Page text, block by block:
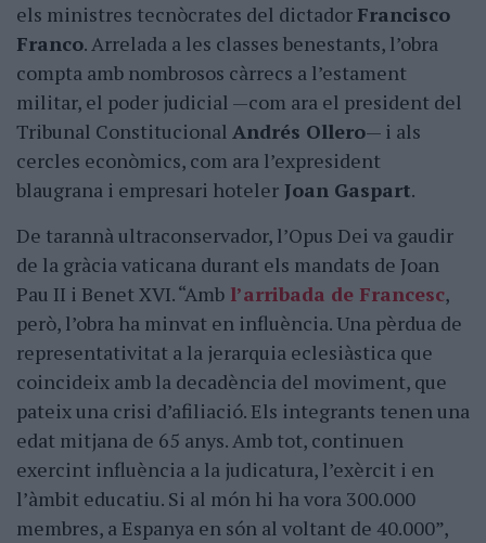
els ministres tecnòcrates del dictador Francisco
Franco. Arrelada a les classes benestants, l’obra
compta amb nombrosos càrrecs a l’estament
militar, el poder judicial —com ara el president del
Tribunal Constitucional Andrés Ollero— i als
cercles econòmics, com ara l’expresident
blaugrana i empresari hoteler Joan Gaspart.
De tarannà ultraconservador, l’Opus Dei va gaudir
de la gràcia vaticana durant els mandats de Joan
Pau II i Benet XVI. “Amb l’arribada de Francesc,
però, l’obra ha minvat en influència. Una pèrdua de
representativitat a la jerarquia eclesiàstica que
coincideix amb la decadència del moviment, que
pateix una crisi d’afiliació. Els integrants tenen una
edat mitjana de 65 anys. Amb tot, continuen
exercint influència a la judicatura, l’exèrcit i en
l’àmbit educatiu. Si al món hi ha vora 300.000
membres, a Espanya en són al voltant de 40.000”,